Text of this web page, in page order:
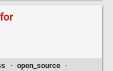
· open_source
·